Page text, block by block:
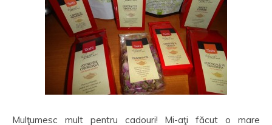
Mulţumesc mult pentru cadouri! Mi-aţi făcut o mare